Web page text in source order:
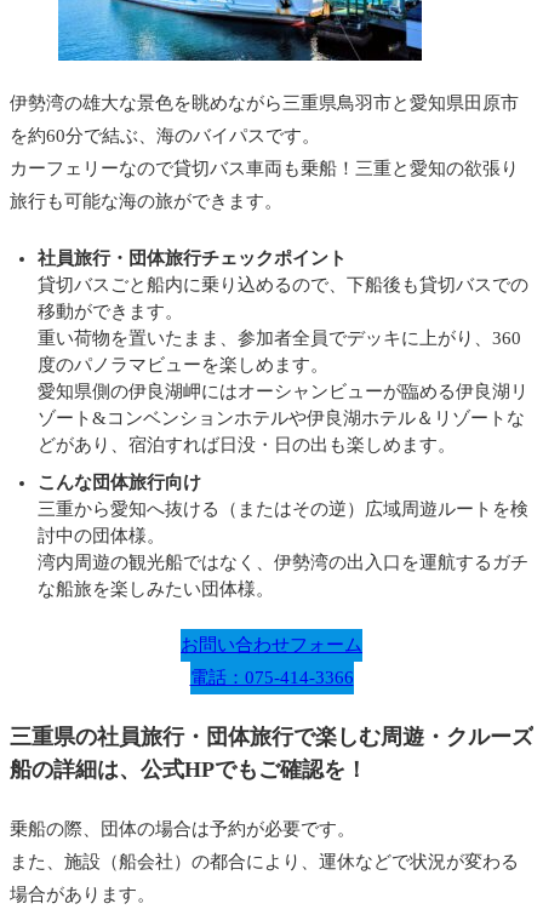
伊勢湾の雄大な景色を眺めながら三重県鳥羽市と愛知県田原市
を約60分で結ぶ、海のバイパスです。
カーフェリーなので貸切バス車両も乗船！三重と愛知の欲張り
旅行も可能な海の旅ができます。
社員旅行・ 団体旅行チェックポイント
貸切バスごと船内に乗り込めるので、下船後も貸切バスでの
移動ができます。
重い荷物を置いたまま、参加者全員でデッキに上がり、360
度のパノラマビューを楽しめます。
愛知県側の伊良湖岬にはオーシャンビューが臨める伊良湖リ
ゾート&コンベンションホテルや伊良湖ホテル＆リゾートな
どがあり、宿泊すれば日没・日の出も楽しめます。
こんな団体旅行向け
三重から愛知へ抜ける（またはその逆）広域周遊ルートを検
討中の団体様。
湾内周遊の観光船ではなく、伊勢湾の出入口を運航するガチ
な船旅を楽しみたい団体様。
お問い合わせフォーム
電話：075-414-3366
三重県の社員旅行・団体旅行で楽しむ周遊・クルーズ
船の詳細は、公式HPでもご確認を！
乗船の際、団体の場合は予約が必要です。
また、施設（船会社）の都合により、運休などで状況が変わる
場合があります。